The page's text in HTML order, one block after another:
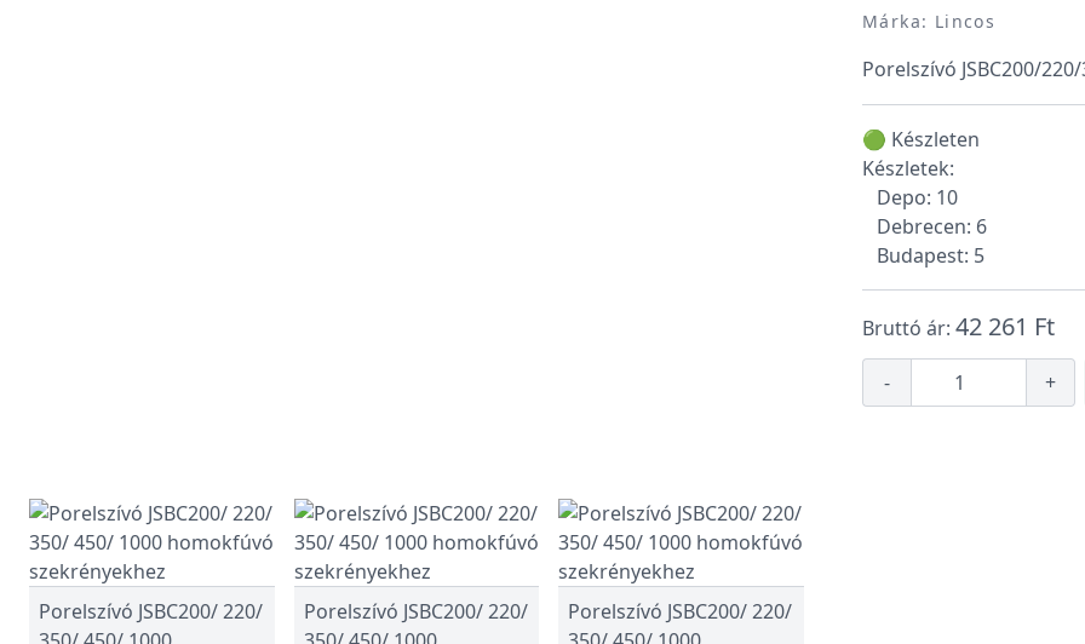
Márka: Lincos
Porelszívó JSBC200/
🟢 Készleten
Készletek:
Depo: 10
Debrecen: 6
Budapest: 5
Bruttó ár: 42 261 Ft
- +
Porelszívó JSBC200/ 220/
Porelszívó JSBC200/ 220/
Porelszívó JSBC200/ 220/